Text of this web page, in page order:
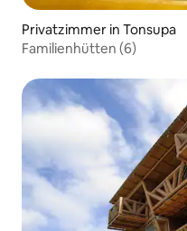
Privatzimmer in Tonsupa
Familienhütten (6)